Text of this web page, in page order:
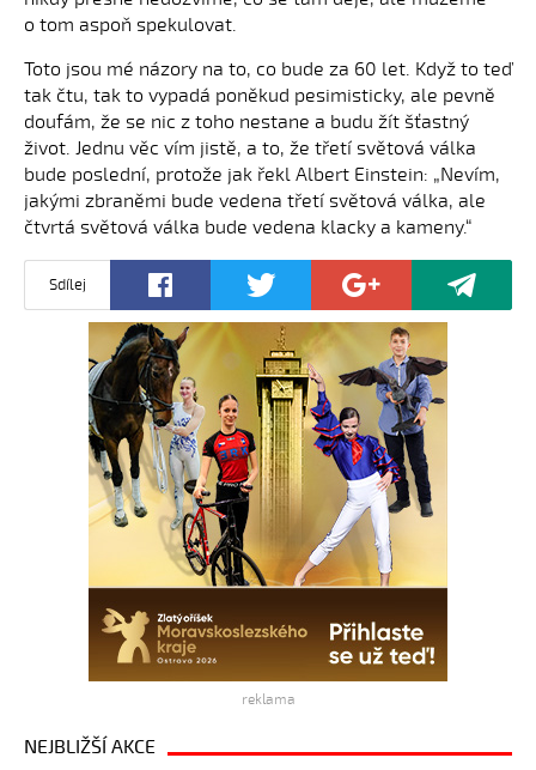
o tom aspoň spekulovat.
Toto jsou mé názory na to, co bude za 60 let. Když to teď
tak čtu, tak to vypadá poněkud pesimisticky, ale pevně
doufám, že se nic z toho nestane a budu žít šťastný
život. Jednu věc vím jistě, a to, že třetí světová válka
bude poslední, protože jak řekl Albert Einstein: „Nevím,
jakými zbraněmi bude vedena třetí světová válka, ale
čtvrtá světová válka bude vedena klacky a kameny.“
Sdílej
reklama
NEJBLIŽŠÍ AKCE